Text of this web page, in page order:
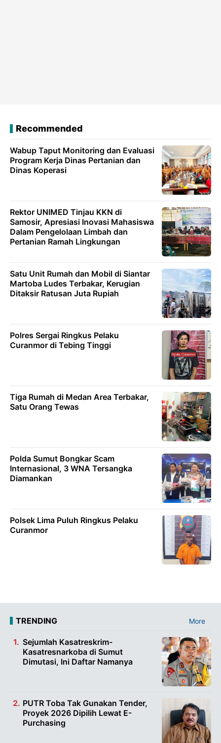
Recommended
Wabup Taput Monitoring dan Evaluasi
Program Kerja Dinas Pertanian dan
Dinas Koperasi
Rektor UNIMED Tinjau KKN di
Samosir, Apresiasi Inovasi Mahasiswa
Dalam Pengelolaan Limbah dan
Pertanian Ramah Lingkungan
Satu Unit Rumah dan Mobil di Siantar
Martoba Ludes Terbakar, Kerugian
Ditaksir Ratusan Juta Rupiah
Polres Sergai Ringkus Pelaku
Curanmor di Tebing Tinggi
Tiga Rumah di Medan Area Terbakar,
Satu Orang Tewas
Polda Sumut Bongkar Scam
Internasional, 3 WNA Tersangka
Diamankan
Polsek Lima Puluh Ringkus Pelaku
Curanmor
TRENDING More
Sejumlah Kasatreskrim-
Kasatresnarkoba di Sumut
Dimutasi, Ini Daftar Namanya
PUTR Toba Tak Gunakan Tender,
Proyek 2026 Dipilih Lewat E-
Purchasing